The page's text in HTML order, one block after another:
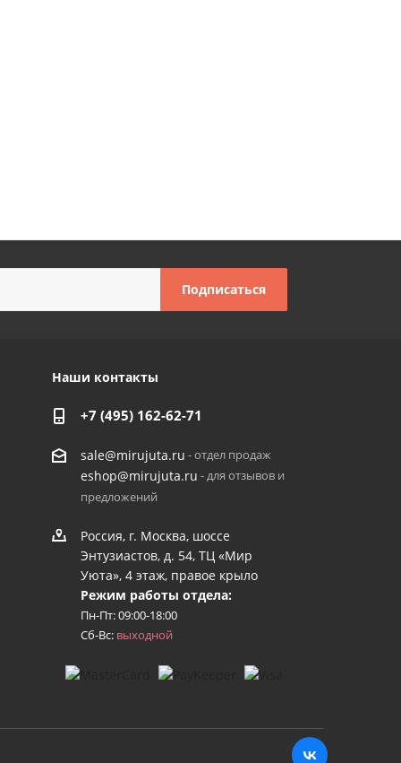
Наши контакты
+7 (495) 162-62-71
sale@mirujuta.ru - отдел продаж
eshop@mirujuta.ru - для отзывов и
предложений
Россия, г. Москва, шоссе
Энтузиастов, д. 54, ТЦ «Мир
Уюта», 4 этаж, правое крыло
Режим работы отдела:
Пн-Пт: 09:00-18:00
Сб-Вс: выходной